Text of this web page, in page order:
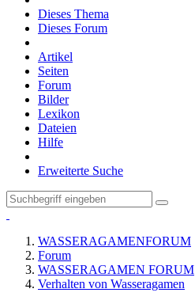
Dieses Thema
Dieses Forum
Artikel
Seiten
Forum
Bilder
Lexikon
Dateien
Hilfe
Erweiterte Suche
WASSERAGAMENFORUM
Forum
WASSERAGAMEN FORUM
Verhalten von Wasseragamen